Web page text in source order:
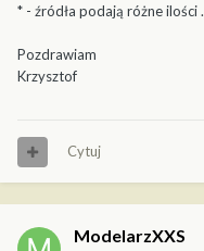
* - źródła podają różne ilości .
Pozdrawiam
Krzysztof
Cytuj
ModelarzXXS